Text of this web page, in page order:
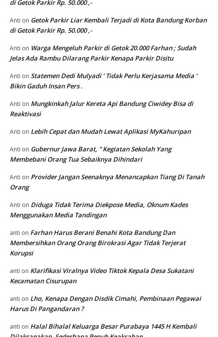
di Getok Parkir Rp. 50.000 ,-
Anti on Getok Parkir Liar Kembali Terjadi di Kota Bandung Korban
di Getok Parkir Rp. 50.000 ,-
Anti on Warga Mengeluh Parkir di Getok 20.000 Farhan ; Sudah
Jelas Ada Rambu Dilarang Parkir Kenapa Parkir Disitu
Anti on Statemen Dedi Mulyadi ‘ Tidak Perlu Kerjasama Media ‘
Bikin Gaduh Insan Pers .
Anti on Mungkinkah Jalur Kereta Api Bandung Ciwidey Bisa di
Reaktivasi
Anti on Lebih Cepat dan Mudah Lewat Aplikasi MyKahuripan
Anti on Gubernur Jawa Barat, ” Kegiatan Sekolah Yang
Membebani Orang Tua Sebaiknya Dihindari
Anti on Provider Jangan Seenaknya Menancapkan Tiang Di Tanah
Orang
Anti on Diduga Tidak Terima Diekpose Media, Oknum Kades
Menggunakan Media Tandingan
anti on Farhan Harus Berani Benahi Kota Bandung Dan
Membersihkan Orang Orang Birokrasi Agar Tidak Terjerat
Korupsi
anti on Klarifikasi Viralnya Video Tiktok Kepala Desa Sukatani
Kecamatan Cisurupan
anti on Lho, Kenapa Dengan Disdik Cimahi, Pembinaan Pegawai
Harus Di Pangandaran ?
anti on Halal Bihalal Keluarga Besar Purabaya 1445 H Kembali